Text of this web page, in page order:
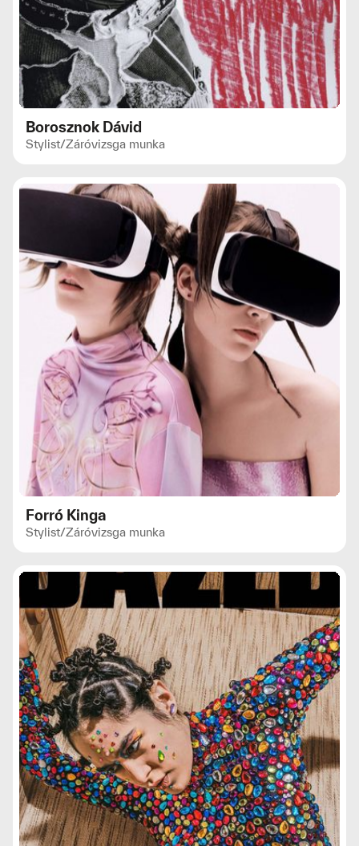
Borosznok Dávid
Stylist/Záróvizsga munka
Forró Kinga
Stylist/Záróvizsga munka